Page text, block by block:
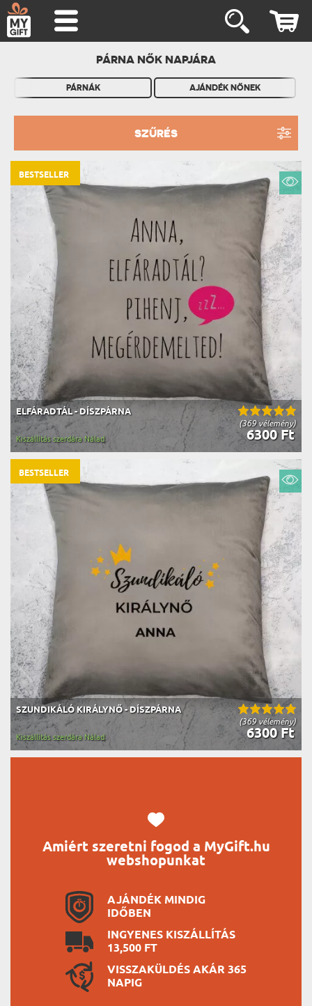
PÁRNA NŐK NAPJÁRA
PÁRNÁK AJÁNDÉK NŐNEK
SZŰRÉS
(369 vélemény)
ELFÁRADTÁL - DÍSZPÁRNA
6300 Ft
Kiszállítás szerdára Nálad
BESTSELLER
(369 vélemény)
SZUNDIKÁLÓ KIRÁLYNŐ - DÍSZPÁRNA
6300 Ft
Kiszállítás szerdára Nálad
BESTSELLER
Amiért szeretni fogod a MyGift.hu
webshopunkat
AJÁNDÉK MINDIG
IDŐBEN
INGYENES KISZÁLLÍTÁS
13,500 FT
VISSZAKÜLDÉS AKÁR 365
NAPIG